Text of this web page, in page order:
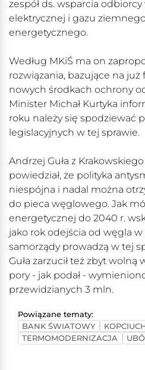
zespół ds. wsparcia
elektrycznej i gazu
energetycznego.
Według MKiŚ ma on
rozwiązania, bazujące na
nowych środkach ochrony
Minister Michał Kurtyka
roku należy się spodziewać
legislacyjnych w tej sprawie.
Andrzej Guła z
powiedział, że polityka
niespójna i nadal można
do pieca węglowego. Jak
energetycznej do 2040 r.
jako rok odejścia od węgla
samorządy prowadzą w tej
Guła zarzucił też zbyt
pory - jak podał -
przewidzianych 3 mln.
Powiązane tematy:
BANK ŚWIATOWY
TERMOMODERNIZACJA